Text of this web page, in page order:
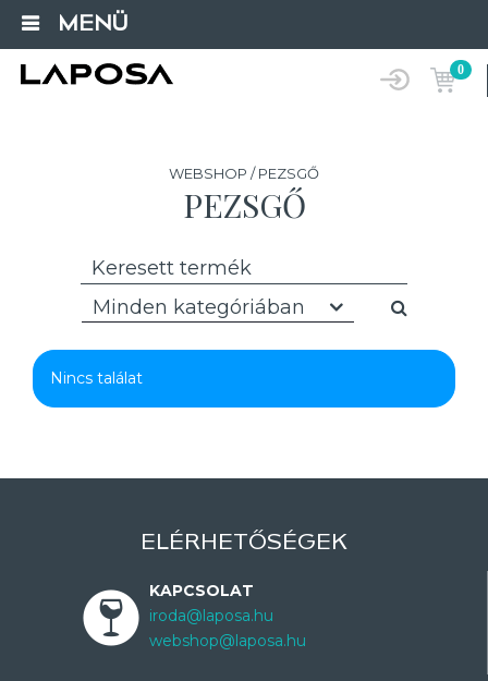
MENÜ
0
WEBSHOP / PEZSGŐ
PEZSGŐ
Minden kategóriában
Nincs találat
ELÉRHETŐSÉGEK
KAPCSOLAT
iroda@laposa.hu
webshop@laposa.hu